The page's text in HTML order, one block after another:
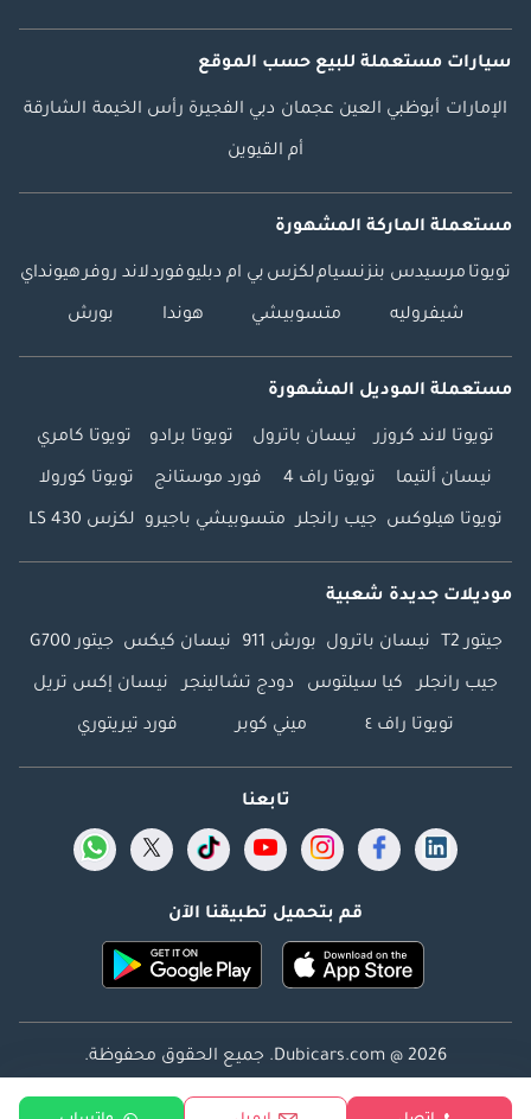
سيارات مستعملة للبيع حسب الموقع
الإمارات أبوظبي العين عجمان دبي الفجيرة رأس الخيمة الشارقة
أم القيوين
مستعملة الماركة المشهورة
تويوتا مرسيدس بنزنسياملكزس بي ام دبليوفوردلاند روفرهيونداي
شيفروليه متسوبيشي هوندا بورش
مستعملة الموديل المشهورة
تويوتا لاند كروزر نيسان باترول تويوتا برادو تويوتا كامري
نيسان ألتيما تويوتا راف 4 فورد موستانج تويوتا كورولا
تويوتا هيلوكس جيب رانجلر متسوبيشي باجيرو لكزس LS 430
موديلات جديدة شعبية
جيتور T2 نيسان باترول بورش 911 نيسان كيكس جيتور G700
جيب رانجلر كيا سيلتوس دودج تشالينجر نيسان إكس تريل
تويوتا راف ٤ ميني كوبر فورد تيريتوري
تابعنا
قم بتحميل تطبيقنا الآن
Dubicars.com @ 2026. جميع الحقوق محفوظة.
العنوان: 2114 ، برج شذى ، المدينة الإعلامية ، دبي ، الإمارات